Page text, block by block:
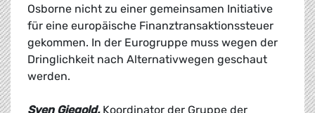
Osborne nicht zu einer gemeinsamen Initiative
für eine europäische Finanztransaktionssteuer
gekommen. In der Eurogruppe muss wegen der
Dringlichkeit nach Alternativwegen geschaut
werden.
Sven Giegold, Koordinator der Gruppe der